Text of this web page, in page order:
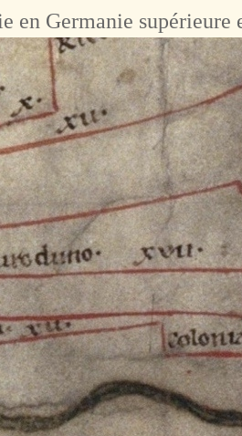
en Germanie supérieure